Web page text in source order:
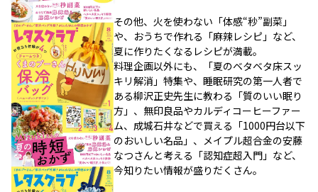
その他、火を使わない「体感“秒”副菜」
や、おうちで作れる「麻辣レシピ」など、
夏に作りたくなるレシピが満載。
料理企画以外にも、「夏のベタベタ床スッ
キリ解消」特集や、睡眠研究の第一人者で
ある柳沢正史先生に教わる「質のいい眠り
方」、無印良品やカルディコーヒーファー
ム、成城石井などで買える「1000円台以下
のおいしい名品」、メイプル超合金の安藤
なつさんと考える「認知症超入門」など、
今知りたい情報が盛りだくさん。